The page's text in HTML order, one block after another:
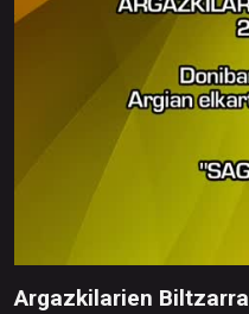
Argazkilarien